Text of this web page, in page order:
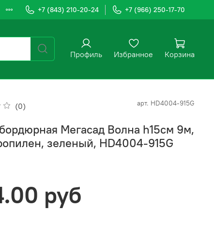
+7 (843) 210-20-24 +7 (966) 250-17-70
Профиль Избранное Корзина
(0)
арт. HD4004-915G
Мегасад Волна h15см 9м,
зеленый, HD4004-915G
руб